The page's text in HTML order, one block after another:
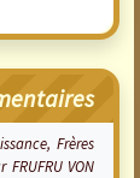
Frères
VON